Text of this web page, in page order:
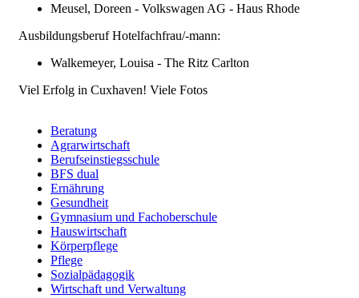
Meusel, Doreen - Volkswagen AG - Haus Rhode
Ausbildungsberuf Hotelfachfrau/-mann:
Walkemeyer, Louisa - The Ritz Carlton
Viel Erfolg in Cuxhaven! Viele Fotos
Berufsfelder
Beratung
Agrarwirtschaft
Berufseinstiegsschule
BFS dual
Ernährung
Gesundheit
Gymnasium und Fachoberschule
Hauswirtschaft
Körperpflege
Pflege
Sozialpädagogik
Wirtschaft und Verwaltung